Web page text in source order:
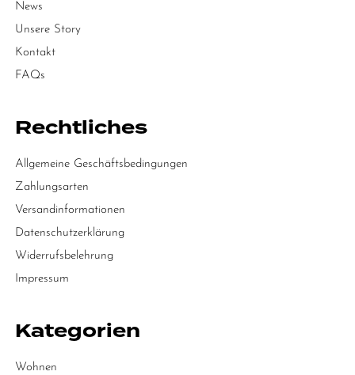
News
Unsere Story
Kontakt
FAQs
Rechtliches
Allgemeine Geschäftsbedingungen
Zahlungsarten
Versandinformationen
Datenschutzerklärung
Widerrufsbelehrung
Impressum
Kategorien
Wohnen